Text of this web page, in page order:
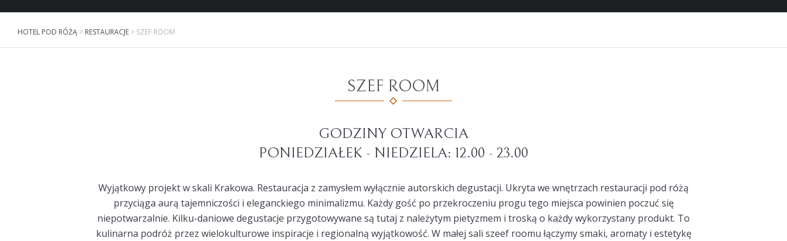
HOTEL POD RÓŻĄ > RESTAURACJE > SZEF ROOM
SZEF ROOM
GODZINY OTWARCIA
PONIEDZIAŁEK - NIEDZIELA: 12.00 - 23.00
Wyjątkowy projekt w skali Krakowa. Restauracja z zamysłem wyłącznie autorskich degustacji. Ukryta we wnętrzach restauracji pod różą
przyciąga aurą tajemniczości i eleganckiego minimalizmu. Każdy gość po przekroczeniu progu tego miejsca powinien poczuć się
niepotwarzalnie. Kilku-daniowe degustacje przygotowywane są tutaj z należytym pietyzmem i troską o każdy wykorzystany produkt. To
kulinarna podróż przez wielokulturowe inspiracje i regionalną wyjątkowość. W małej sali szeef roomu łączymy smaki, aromaty i estetykę